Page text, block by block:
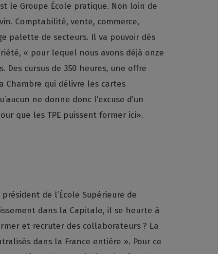
le Groupe École pratique. Non loin de
Comptabilité, vente, commerce,
palette de secteurs. Il va pouvoir dès
« pour lequel nous avons déjà onze
cursus de 350 heures, une offre
Chambre qui délivre les cartes
ne donne donc l’excuse d’un
que les TPE puissent former ici».
de l’École Supérieure de
dans la Capitale, il se heurte à
et recruter des collaborateurs ? La
dans la France entière ». Pour ce